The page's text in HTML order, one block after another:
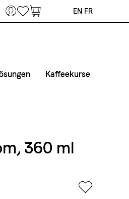
Bookmarks
EN FR
Kaffeekurse
360 ml